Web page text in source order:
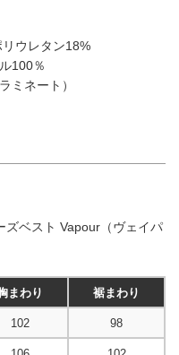
ウレタン18%
100％
ミネート）
ズベスト Vapour（ヴェイパ
まわり 裾まわり
102 98